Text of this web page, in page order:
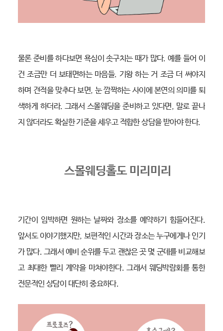
물론 준비를 하다보면 욕심이 솟구치는 때가 많다. 예를 들어 이
건 조금만 더 보태면하는 마음들. 기왕 하는 거 조금 더 써야지
하며 견적을 맞추다 보면, 눈 깜짝하는 사이에 본연의 의미를 퇴
색하게 하더라. 그래서 스몰웨딩을 준비하고 있다면, 말로 끝나
지 않더라도 확실한 기준을 세우고 적합한 상담을 받아야 한다.
스몰웨딩홀도 미리미리
기간이 임박하면 원하는 날짜와 장소를 예약하기 힘들어진다.
앞서도 이야기했지만, 보편적인 시간과 장소는 누구에게나 인기
가 많다. 그래서 예비 순위를 두고 괜찮은 곳 몇 군데를 비교해보
고 최대한 빨리 계약을 마쳐야한다. 그래서 웨딩박람회를 통한
전문적인 상담이 대단히 중요하다.